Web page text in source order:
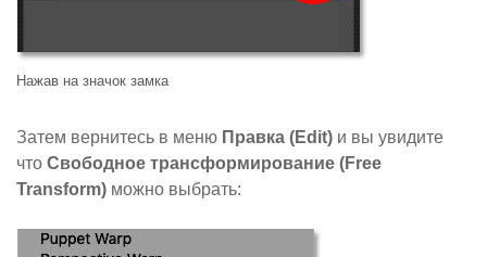
Нажав на значок замка
Затем вернитесь в меню Правка (Edit) и вы увидите
что Свободное трансформирование (Free
Transform) можно выбрать: